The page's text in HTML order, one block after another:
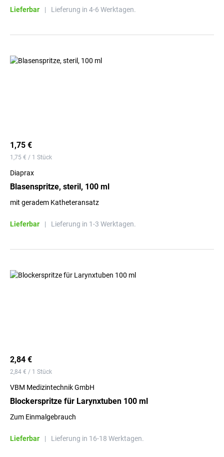
Lieferbar | Lieferung in 4-6 Werktagen.
1,75 €
1,75 € / 1 Stück
Diaprax
Blasenspritze, steril, 100 ml
mit geradem Katheteransatz
Lieferbar | Lieferung in 1-3 Werktagen.
2,84 €
2,84 € / 1 Stück
VBM Medizintechnik GmbH
Blockerspritze für Larynxtuben 100 ml
Zum Einmalgebrauch
Lieferbar | Lieferung in 16-18 Werktagen.